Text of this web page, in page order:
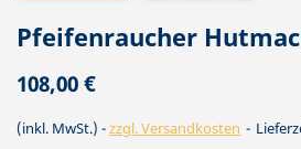
Pfeifenraucher
108,00 €
(inkl. MwSt.) zzgl. Versandkosten